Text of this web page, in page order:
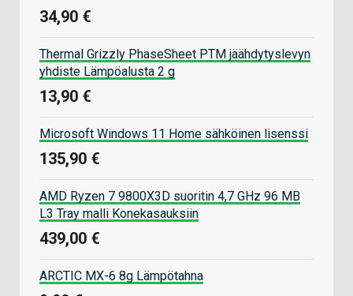
34,90 €
Thermal Grizzly PhaseSheet PTM jäähdytyslevyn
yhdiste Lämpöalusta 2 g
13,90 €
Microsoft Windows 11 Home sähköinen lisenssi
135,90 €
AMD Ryzen 7 9800X3D suoritin 4,7 GHz 96 MB
L3 Tray malli Konekasauksiin
439,00 €
ARCTIC MX-6 8g Lämpötahna